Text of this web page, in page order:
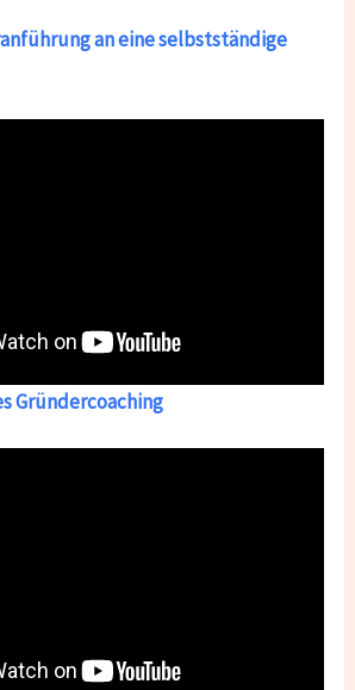
an eine selbstständige
Gründercoaching